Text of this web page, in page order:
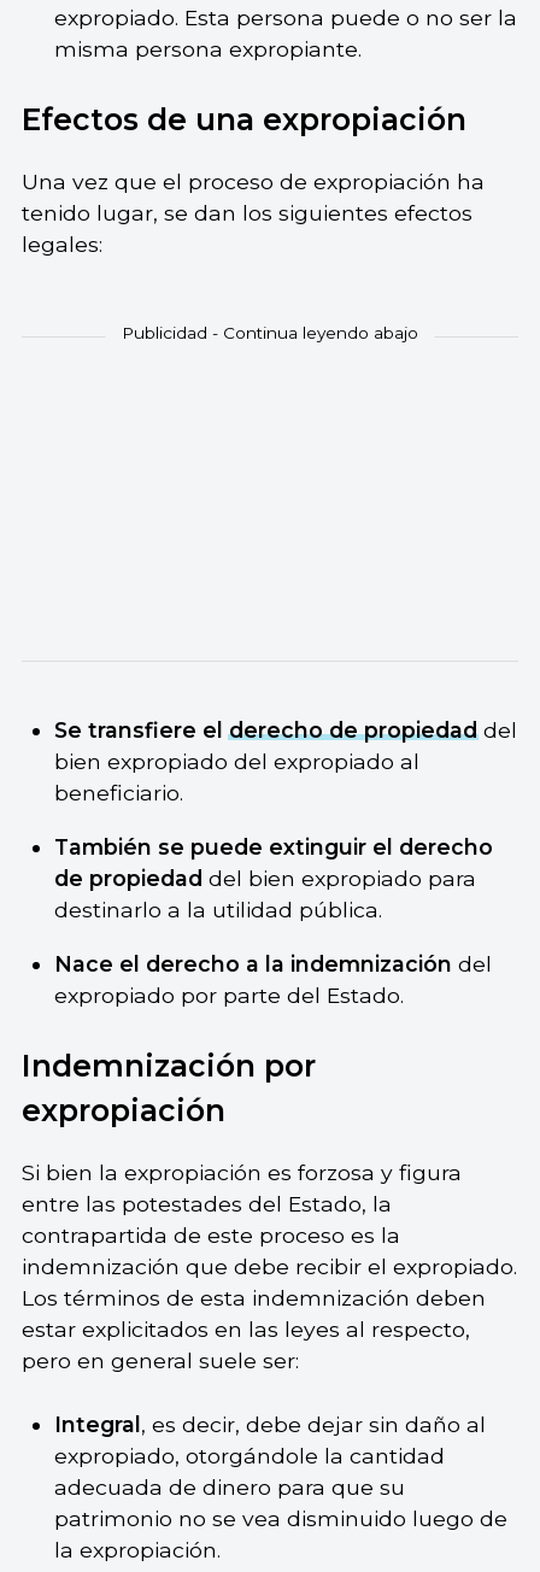
expropiado. Esta persona puede o no ser la
misma persona expropiante.
Efectos de una expropiación
Una vez que el proceso de expropiación ha
tenido lugar, se dan los siguientes efectos
legales:
Se transfiere elderecho de propiedaddel
bien expropiado del expropiado al
beneficiario.
También se puede extinguir el derecho
de propiedad del bien expropiado para
destinarlo a la utilidad pública.
Nace el derecho a la indemnización del
expropiado por parte del Estado.
Indemnización por
expropiación
Si bien la expropiación es forzosa y figura
entre las potestades del Estado, la
contrapartida de este proceso es la
indemnización que debe recibir el expropiado.
Los términos de esta indemnización deben
estar explicitados en las leyes al respecto,
pero en general suele ser:
Integral, es decir, debe dejar sin daño al
expropiado, otorgándole la cantidad
adecuada de dinero para que su
patrimonio no se vea disminuido luego de
la expropiación.